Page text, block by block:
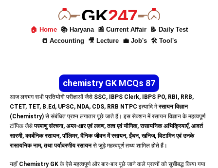
GK247
🏠 Home 📚 Haryana 📰 Current Affair
📝 Daily Test
📒 Accounting
🎥 Lecture 💼 Job's 🛠 Tool's
chemistry GK MCQs 87
आज लगभग सभी प्रतियोगी परीक्षाओं जैसे SSC, IBPS Clerk, IBPS PO, RBI, RRB,
CTET, TET, B.Ed, UPSC, NDA, CDS, RRB NTPC इत्यादि मेंरसायन विज्ञान
(Chemistry) से संबंधित प्रश्न लगातार पूछे जाते हैं। इस सेक्शन में रसायन विज्ञान के महत्वपूर्ण
टॉपिक जैसेपरमाणु संरचना, अम्ल-क्षार एवं लवण, तत्व एवं यौगिक, रासायनिक अभिक्रियाएँ, आवर्त
सारणी, कार्बनिक रसायन, पॉलिमर, दैनिक जीवन में रसायन, ईंधन, खनिज, विटामिन एवं उनके
रासायनिक नाम, तथा पर्यावरणीय रसायनसे जुड़े महत्वपूर्ण तथ्य शामिल होते हैं।
यहाँ Chemistry GK के ऐसे महत्वपूर्ण और बार-बार पूछे जाने वाले प्रश्नों को सूचीबद्ध किया गया